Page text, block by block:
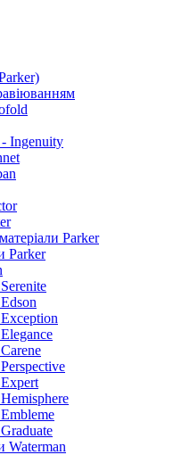
Ingenuity
Parker
Parker
Waterman